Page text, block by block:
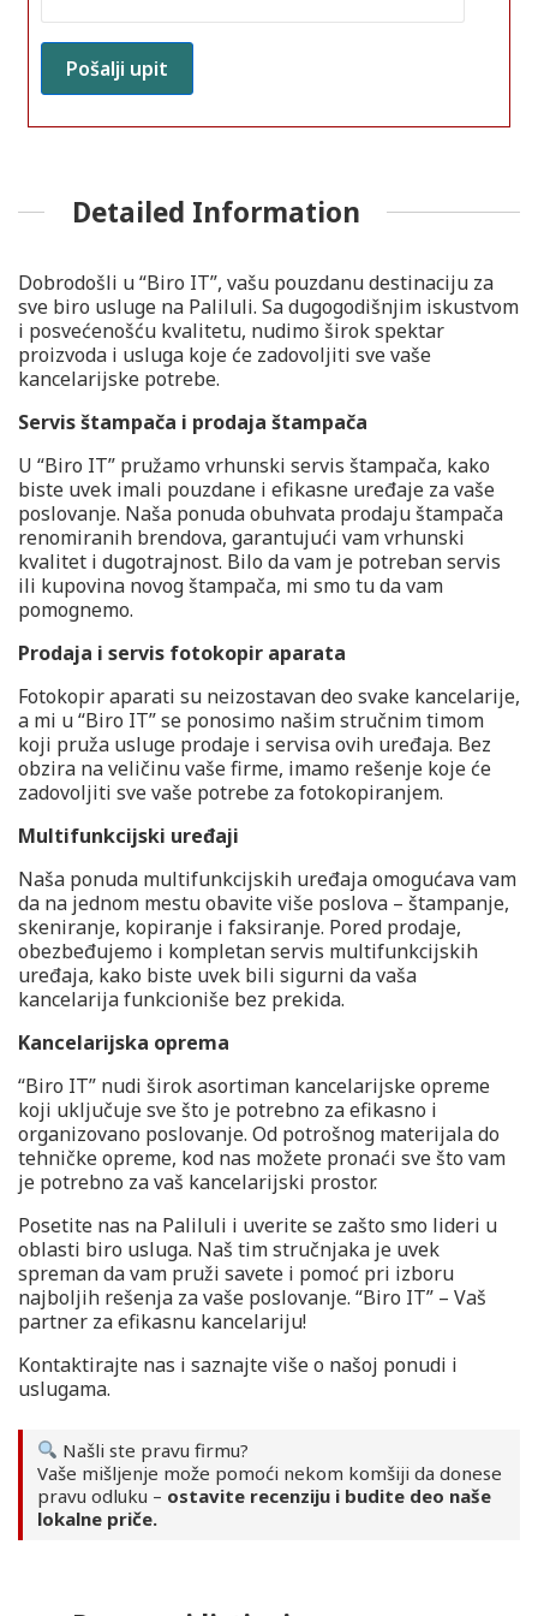
Detailed Information
Dobrodošli u “Biro IT”, vašu pouzdanu destinaciju za
sve biro usluge na Paliluli. Sa dugogodišnjim iskustvom
i posvećenošću kvalitetu, nudimo širok spektar
proizvoda i usluga koje će zadovoljiti sve vaše
kancelarijske potrebe.
Servis štampača i prodaja štampača
U “Biro IT” pružamo vrhunski servis štampača, kako
biste uvek imali pouzdane i efikasne uređaje za vaše
poslovanje. Naša ponuda obuhvata prodaju štampača
renomiranih brendova, garantujući vam vrhunski
kvalitet i dugotrajnost. Bilo da vam je potreban servis
ili kupovina novog štampača, mi smo tu da vam
pomognemo.
Prodaja i servis fotokopir aparata
Fotokopir aparati su neizostavan deo svake kancelarije,
a mi u “Biro IT” se ponosimo našim stručnim timom
koji pruža usluge prodaje i servisa ovih uređaja. Bez
obzira na veličinu vaše firme, imamo rešenje koje će
zadovoljiti sve vaše potrebe za fotokopiranjem.
Multifunkcijski uređaji
Naša ponuda multifunkcijskih uređaja omogućava vam
da na jednom mestu obavite više poslova – štampanje,
skeniranje, kopiranje i faksiranje. Pored prodaje,
obezbeđujemo i kompletan servis multifunkcijskih
uređaja, kako biste uvek bili sigurni da vaša
kancelarija funkcioniše bez prekida.
Kancelarijska oprema
“Biro IT” nudi širok asortiman kancelarijske opreme
koji uključuje sve što je potrebno za efikasno i
organizovano poslovanje. Od potrošnog materijala do
tehničke opreme, kod nas možete pronaći sve što vam
je potrebno za vaš kancelarijski prostor.
Posetite nas na Paliluli i uverite se zašto smo lideri u
oblasti biro usluga. Naš tim stručnjaka je uvek
spreman da vam pruži savete i pomoć pri izboru
najboljih rešenja za vaše poslovanje. “Biro IT” – Vaš
partner za efikasnu kancelariju!
Kontaktirajte nas i saznajte više o našoj ponudi i
uslugama.
Našli ste pravu firmu?
Vaše mišljenje može pomoći nekom komšiji da donese
pravu odluku – ostavite recenziju i budite deo naše
lokalne priče.